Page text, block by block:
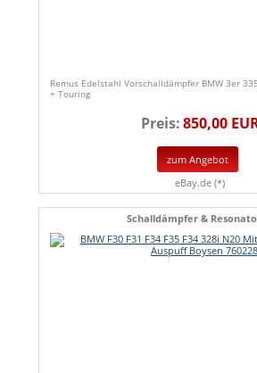
Remus Edelstahl Vorschalldämpfer BMW 3er
+ Touring
Preis:850,00
zum Angebot
eBay.de (*)
Schalldämpfer &